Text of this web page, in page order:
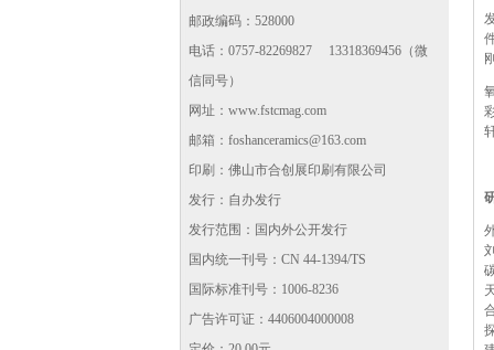
邮政编码：528000
电话：0757-82269827 13318369456（微
信同号）
网址： www.fstcmag.com
邮箱：foshanceramics@163.com
印刷：佛山市合创展印刷有限公司
发行：自办发行
发行范围：国内外公开发行
国内统一刊号：CN 44-1394/TS
国际标准刊号：1006-8236
广告许可证：4406004000008